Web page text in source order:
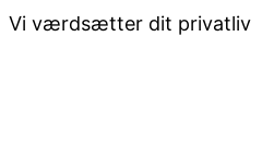
Vi værdsætter dit privatliv